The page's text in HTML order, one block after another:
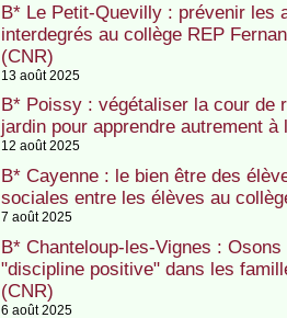
B* Le Petit-Quevilly : prévenir les
interdegrés au collège REP
(CNR)
13 août 2025
B* Poissy : végétaliser la cour de
jardin pour apprendre autrement à
12 août 2025
B* Cayenne : le bien être des
sociales entre les élèves au
7 août 2025
B* Chanteloup-les-Vignes :
"discipline positive" dans les
(CNR)
6 août 2025